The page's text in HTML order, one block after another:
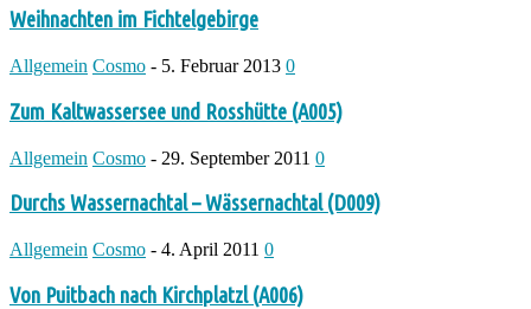
Weihnachten im Fichtelgebirge
Allgemein Cosmo - 5. Februar 2013 0
Zum Kaltwassersee und Rosshütte (A005)
Allgemein Cosmo - 29. September 2011 0
Durchs Wassernachtal – Wässernachtal (D009)
Allgemein Cosmo - 4. April 2011 0
Von Puitbach nach Kirchplatzl (A006)